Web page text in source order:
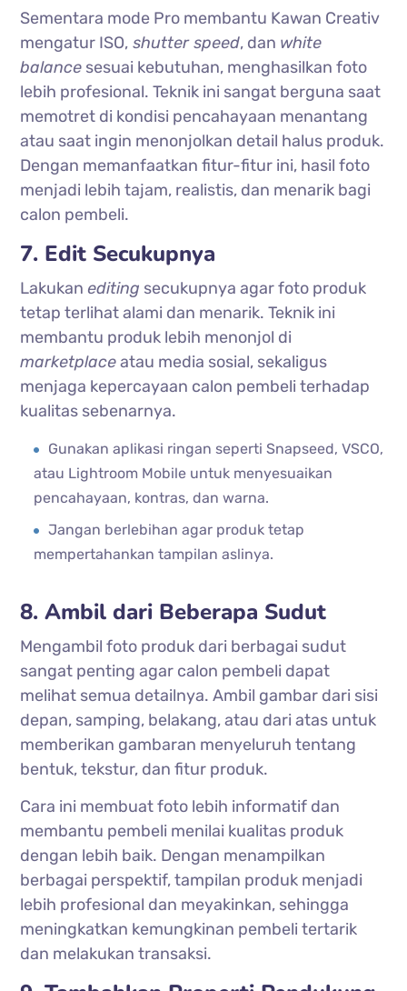
Sementara mode Pro membantu Kawan Creativ
mengatur ISO, shutter speed, dan white
balance sesuai kebutuhan, menghasilkan foto
lebih profesional. Teknik ini sangat berguna saat
memotret di kondisi pencahayaan menantang
atau saat ingin menonjolkan detail halus produk.
Dengan memanfaatkan fitur-fitur ini, hasil foto
menjadi lebih tajam, realistis, dan menarik bagi
calon pembeli.
7. Edit Secukupnya
Lakukan editing secukupnya agar foto produk
tetap terlihat alami dan menarik. Teknik ini
membantu produk lebih menonjol di
marketplaceatau media sosial, sekaligus
menjaga kepercayaan calon pembeli terhadap
kualitas sebenarnya.
Gunakan aplikasi ringan seperti Snapseed, VSCO,
atau Lightroom Mobile untuk menyesuaikan
pencahayaan, kontras, dan warna.
Jangan berlebihan agar produk tetap
mempertahankan tampilan aslinya.
8. Ambil dari Beberapa Sudut
Mengambil foto produk dari berbagai sudut
sangat penting agar calon pembeli dapat
melihat semua detailnya. Ambil gambar dari sisi
depan, samping, belakang, atau dari atas untuk
memberikan gambaran menyeluruh tentang
bentuk, tekstur, dan fitur produk.
Cara ini membuat foto lebih informatif dan
membantu pembeli menilai kualitas produk
dengan lebih baik. Dengan menampilkan
berbagai perspektif, tampilan produk menjadi
lebih profesional dan meyakinkan, sehingga
meningkatkan kemungkinan pembeli tertarik
dan melakukan transaksi.